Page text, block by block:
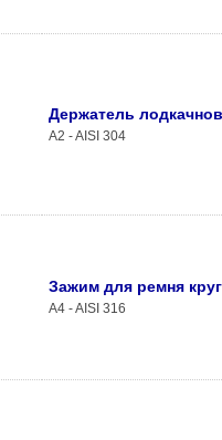
Держатель
A2 - AISI 304
Зажим для ремня
A4 - AISI 316